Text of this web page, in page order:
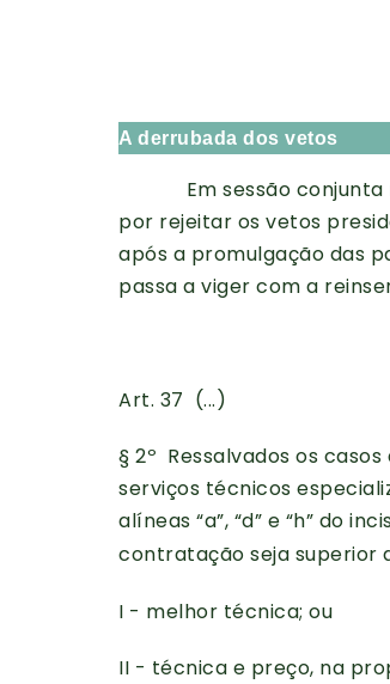
A derrubada dos vetos
Em sessão conjunta
por rejeitar os vetos
após a promulgação das
passa a viger com a
Art. 37 (...)
§ 2º Ressalvados os
serviços técnicos
alíneas “a”, “d” e “h” do
contratação seja superior
I - melhor técnica; ou
II - técnica e preço, na